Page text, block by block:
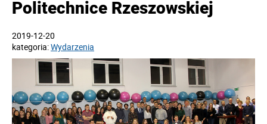
Politechnice Rzeszowskiej
2019-12-20
kategoria:Wydarzenia